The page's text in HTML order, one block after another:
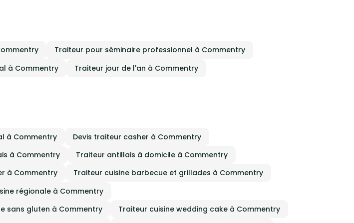
Traiteur pour séminaire professionnel à Commentry
à Commentry
Traiteur jour de l'an à Commentry
à Commentry
Devis traiteur casher à Commentry
à Commentry
Traiteur antillais à domicile à Commentry
à Commentry
Traiteur cuisine barbecue et grillades à Commentry
régionale à Commentry
sans gluten à Commentry
Traiteur cuisine wedding cake à Commentry